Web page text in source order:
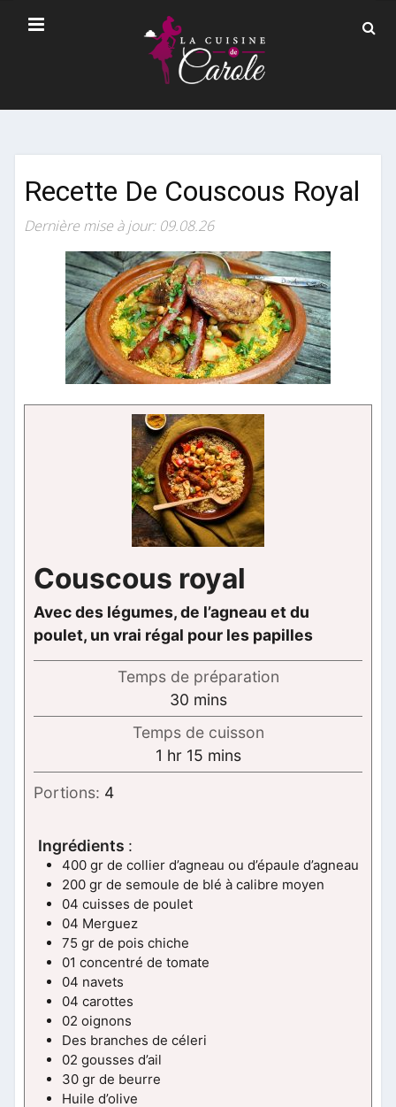
Recette De Couscous Royal
Dernière mise à jour: 09.08.26
Couscous royal
Avec des légumes, de l’agneau et du
poulet, un vrai régal pour les papilles
Temps de préparation
30minutes
mins
Temps de cuisson
1 hour
hr 15minutes
mins
Portions: 4
Ingrédients :
400 gr de collier d’agneau ou d’épaule d’agneau
200 gr de semoule de blé à calibre moyen
04 cuisses de poulet
04 Merguez
75 gr de pois chiche
01 concentré de tomate
04 navets
04 carottes
02 oignons
Des branches de céleri
02 gousses d’ail
30 gr de beurre
Huile d’olive